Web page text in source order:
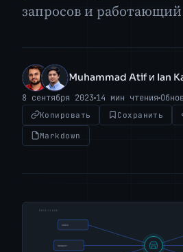
запросов и
MA IK Muhammad Atif и Ian
8 сентября 2023 14 мин чтения
Копировать Сохранить
Markdown